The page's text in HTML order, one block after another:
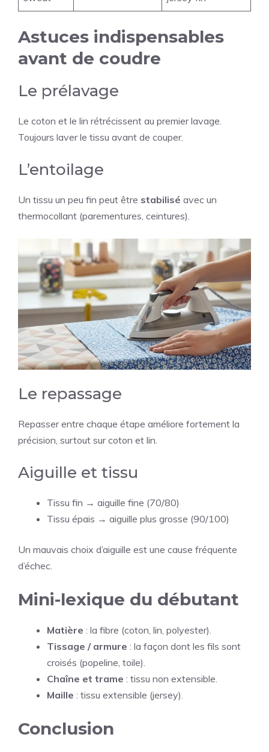
Astuces indispensables
avant de coudre
Le prélavage
Le coton et le lin rétrécissent au premier lavage.
Toujours laver le tissu avant de couper.
L’entoilage
Un tissu un peu fin peut être stabilisé avec un
thermocollant (parementures, ceintures).
Le repassage
Repasser entre chaque étape améliore fortement la
précision, surtout sur coton et lin.
Aiguille et tissu
Tissu fin → aiguille fine (70/80)
Tissu épais → aiguille plus grosse (90/100)
Un mauvais choix d’aiguille est une cause fréquente
d’échec.
Mini-lexique du débutant
Matière : la fibre (coton, lin, polyester).
Tissage / armure : la façon dont les fils sont
croisés (popeline, toile).
Chaîne et trame : tissu non extensible.
Maille : tissu extensible (jersey).
Conclusion